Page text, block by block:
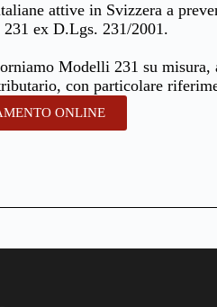
attive in Svizzera a
ex D.Lgs. 231/2001.
Modelli 231 su
con particolare
ONLINE